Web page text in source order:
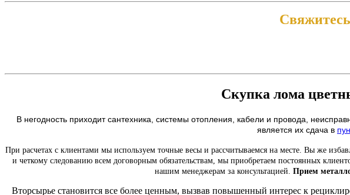
Скупка лома
В негодность приходит сантехника, системы отопления, кабели и провода,
является их сдача в
При расчетах с клиентами мы используем точные весы и рассчитываемся на месте. Вы же
и четкому следованию всем договорным обязательствам, мы приобретаем постоянных
нашим менеджерам за консультацией. Прием
Вторсырье становится все более ценным, вызвав повышенный интерес к